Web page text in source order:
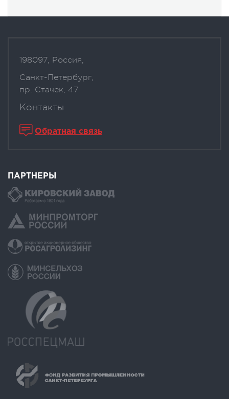
198097, Россия,
Санкт-Петербург,
пр. Стачек, 47
Контакты
Обратная связь
ПАРТНЕРЫ